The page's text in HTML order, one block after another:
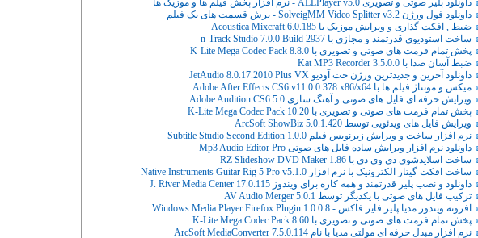
داونلود فول ورژن SolveigMM Video Splitter v3.2 - برش قسمت های یک فیلم
ضبط , افکت گذاری و ویرایش موزیک با Acoustica Mixcraft 6.0.185
ساخت استودیوی قدرتمند و مجازی با n-Track Studio 7.0.0 Build 2937
پخش تمام فرمت های صوتی و تصویری با K-Lite Mega Codec Pack 8.8.0
ضبط آسان صدا با Kat MP3 Recorder 3.5.0.0
داونلود آخرین و جدیدترین ورژن جت آودیو JetAudio 8.0.17.2010 Plus VX
میکس و مونتاژ فیلم ها با Adobe After Effects CS6 v11.0.0.378 x86/x64
ویرایش حرفه ای فایل های صوتی و آهنگ سازی Adobe Audition CS6 5.0
پخش تمام فرمت های صوتی و تصویری با K-Lite Mega Codec Pack 10.20
ویرایش فایل های ویدئویی توسط ArcSoft ShowBiz 5.0.1.420
نرم افزار ساخت و ویرایش زیرنویس فیلم Subtitle Studio Second Edition 1.0.0
داونلود نرم افزار ویرایش ساده فایل های صوتی Mp3 Audio Editor Pro
ساخت اسلایدشوی دی وی دی با RZ Slideshow DVD Maker 1.86
ساخت افکت گیتار الکترونیک با نرم افزار Native Instruments Guitar Rig 5 Pro v5.1.0
داونلود و نصب پلیر قدرتمند و همه کاره برای ویندوز J. River Media Center 17.0.115
ترکیب فایل های صوتی با یکدیگر توسط AV Audio Merger 5.0.1
افزونه ویندوز مدیا پلیر فایر فاکس - Windows Media Player Firefox Plugin 1.0.0.8
پخش تمام فرمت های صوتی و تصویری با K-Lite Mega Codec Pack 8.60
نرم افزار مبدل حرفه ای مولتی مدیا با نام ArcSoft MediaConverter 7.5.0.114